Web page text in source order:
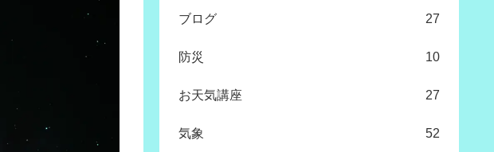
ブログ 27
防災 10
お天気講座 27
気象 52